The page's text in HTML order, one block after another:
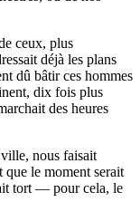
ceux, plus
déjà les plans
dû bâtir ces hommes
dix fois plus
des heures
nous faisait
que le moment serait
tort — pour cela, le